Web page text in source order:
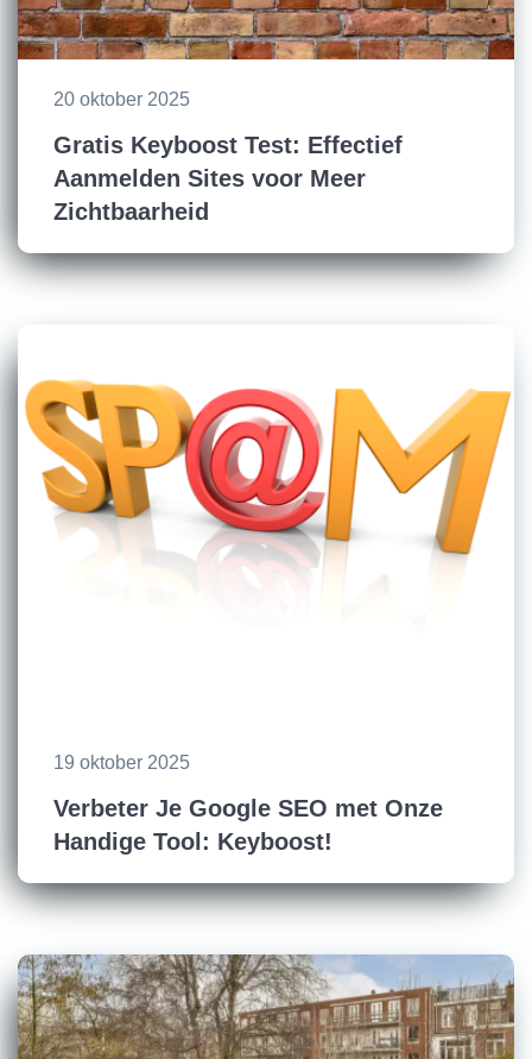
20 oktober 2025
Gratis Keyboost Test: Effectief
Aanmelden Sites voor Meer
Zichtbaarheid
19 oktober 2025
Verbeter Je Google SEO met Onze
Handige Tool: Keyboost!